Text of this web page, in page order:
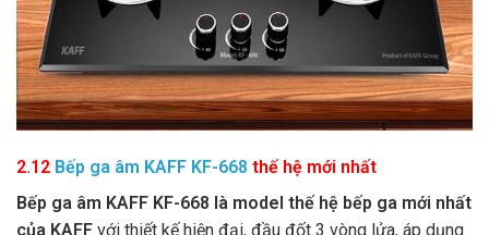
2.12 Bếp ga âm KAFF KF-668 thế hệ mới nhất
Bếp ga âm KAFF KF-668 là model thế hệ bếp ga mới nhất
của KAFF với thiết kế hiện đại, đầu đốt 3 vòng lửa, áp dụng